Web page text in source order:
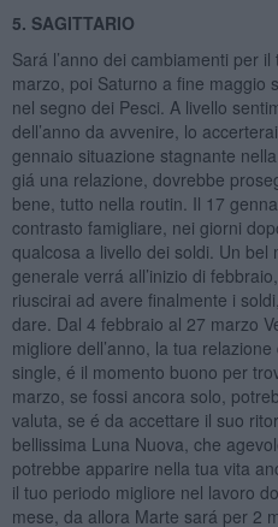
5. SAGITTARIO
Sará l’anno dei cambiamenti per
marzo, poi Saturno a fine maggio
nel segno dei Pesci. A livello
dell’anno da avvenire, lo
gennaio situazione stagnante
giá una relazione, dovrebbe
bene, tutto nella routin. Il 17
contrasto famigliare, nei giorni
qualcosa a livello dei soldi. Un bel
generale verrá all’inizio di
riuscirai ad avere finalmente i
dare. Dal 4 febbraio al 27 marzo
migliore dell’anno, la tua
single, é il momento buono per
marzo, se fossi ancora solo,
valuta, se é da accettare il suo
bellissima Luna Nuova, che
potrebbe apparire nella tua vita
il tuo periodo migliore nel lavoro
mese, da allora Marte sará per 2